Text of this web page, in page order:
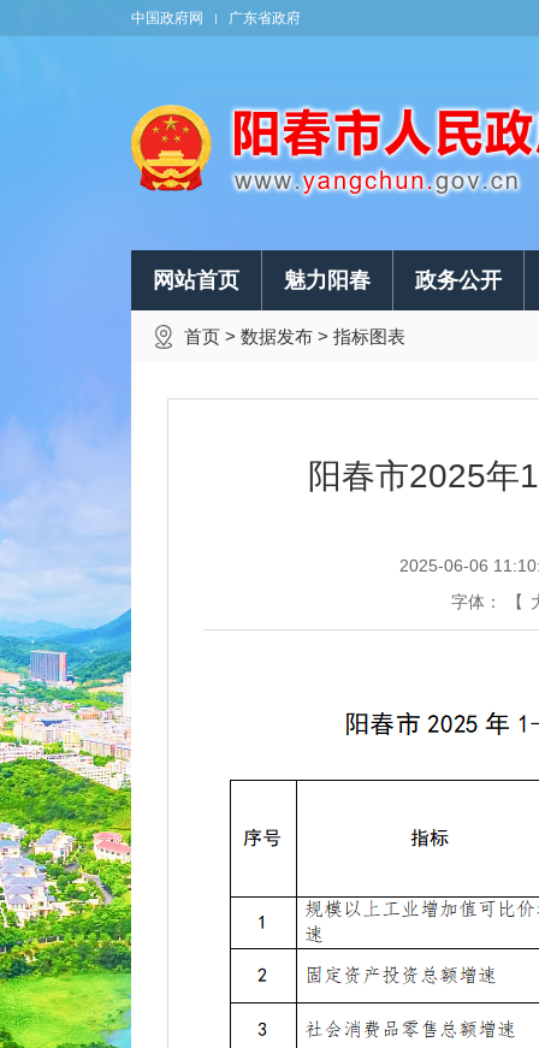
中国政府网 广东省政府
网站首页 魅力阳春 政务公开
首页 > 数据发布 > 指标图表
阳春市2025年
2025-06-06
字体：
【